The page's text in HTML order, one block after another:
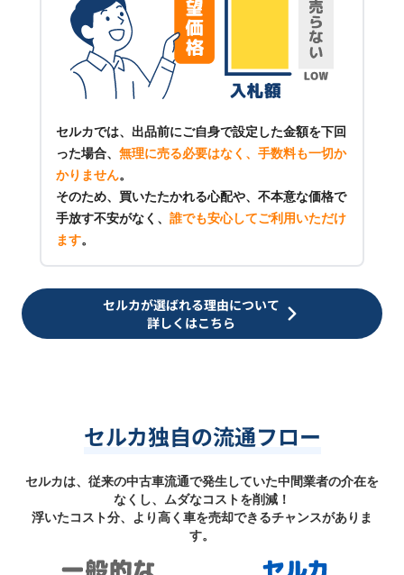
セルカでは、出品前にご自身で設定した金額を下回
った場合、 無理に売る必要はなく、手数料も一切か
かりません。
そのため、買いたたかれる心配や、不本意な価格で
手放す不安がなく、 誰でも安心してご利用いただけ
ます。
セルカが選ばれる理由について
詳しくはこちら
セルカ独自の流通フロー
セルカは、従来の中古車流通で発生していた中間業者の介在を
なくし、ムダなコストを削減！
浮いたコスト分、より高く車を売却できるチャンスがありま
す。